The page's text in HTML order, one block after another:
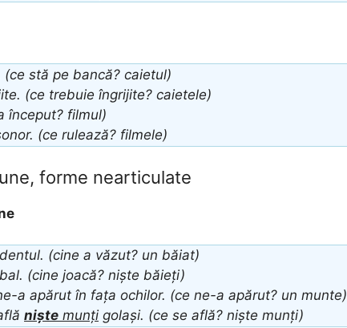
stă pe bancă? caietul)
(ce trebuie îngrijite? caietele)
început? filmul)
(ce rulează? filmele)
forme nearticulate
(cine a văzut? un băiat)
(cine joacă? niște băieți)
a apărut în fața ochilor. (ce ne-a apărut? un munte)
niște munți golași. (ce se află? niște munți)